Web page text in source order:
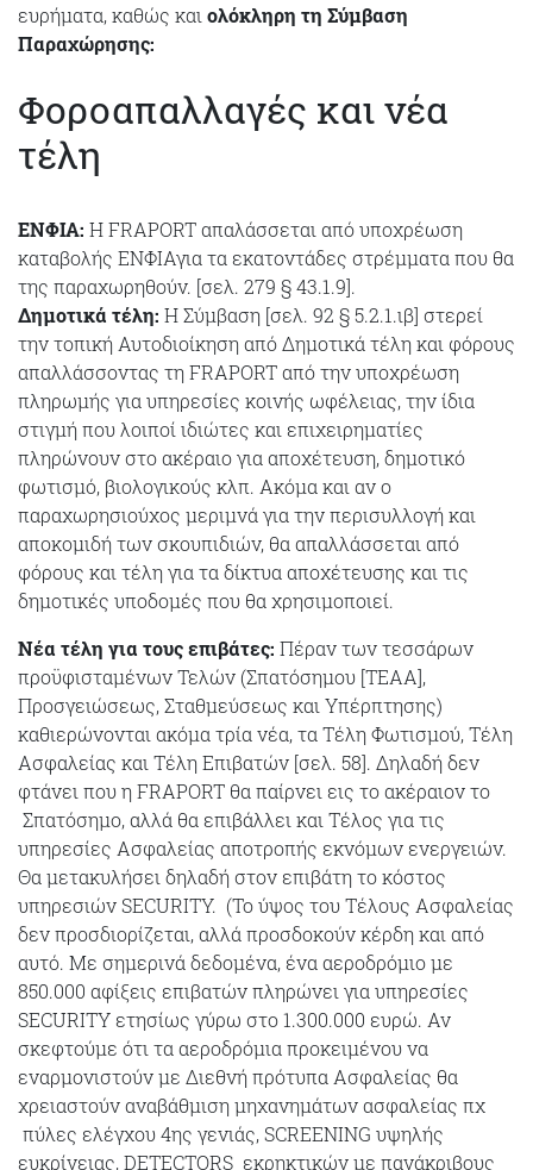
ευρήματα, καθώς και ολόκληρη τη Σύμβαση
Παραχώρησης:
Φοροαπαλλαγές και νέα
τέλη
ΕΝΦΙΑ: Η FRAPORT απαλάσσεται από υποχρέωση
καταβολής ΕΝΦΙΑγια τα εκατοντάδες στρέμματα που θα
της παραχωρηθούν. [σελ. 279 § 43.1.9].
Δημοτικά τέλη: Η Σύμβαση [σελ. 92 § 5.2.1.ιβ] στερεί
την τοπική Αυτοδιοίκηση από Δημοτικά τέλη και φόρους
απαλλάσσοντας τη FRAPORT από την υποχρέωση
πληρωμής για υπηρεσίες κοινής ωφέλειας, την ίδια
στιγμή που λοιποί ιδιώτες και επιχειρηματίες
πληρώνουν στο ακέραιο για αποχέτευση, δημοτικό
φωτισμό, βιολογικούς κλπ. Ακόμα και αν ο
παραχωρησιούχος μεριμνά για την περισυλλογή και
αποκομιδή των σκουπιδιών, θα απαλλάσσεται από
φόρους και τέλη για τα δίκτυα αποχέτευσης και τις
δημοτικές υποδομές που θα χρησιμοποιεί.
Νέα τέλη για τους επιβάτες: Πέραν των τεσσάρων
προϋφισταμένων Τελών (Σπατόσημου [ΤΕΑΑ],
Προσγειώσεως, Σταθμεύσεως και Υπέρπτησης)
καθιερώνονται ακόμα τρία νέα, τα Τέλη Φωτισμού, Τέλη
Ασφαλείας και Τέλη Επιβατών [σελ. 58]. Δηλαδή δεν
φτάνει που η FRAPORT θα παίρνει εις το ακέραιον το
Σπατόσημο, αλλά θα επιβάλλει και Τέλος για τις
υπηρεσίες Ασφαλείας αποτροπής εκνόμων ενεργειών.
Θα μετακυλήσει δηλαδή στον επιβάτη το κόστος
υπηρεσιών SECURITY. (Το ύψος του Τέλους Ασφαλείας
δεν προσδιορίζεται, αλλά προσδοκούν κέρδη και από
αυτό. Με σημερινά δεδομένα, ένα αεροδρόμιο με
850.000 αφίξεις επιβατών πληρώνει για υπηρεσίες
SECURITY ετησίως γύρω στο 1.300.000 ευρώ. Αν
σκεφτούμε ότι τα αεροδρόμια προκειμένου να
εναρμονιστούν με Διεθνή πρότυπα Ασφαλείας θα
χρειαστούν αναβάθμιση μηχανημάτων ασφαλείας πχ
πύλες ελέγχου 4ης γενιάς, SCREENING υψηλής
ευκρίνειας, DETECTORS εκρηκτικών με πανάκριβους